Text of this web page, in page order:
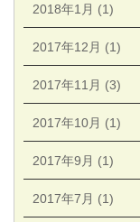
2018年1月 (1)
2017年12月 (1)
2017年11月 (3)
2017年10月 (1)
2017年9月 (1)
2017年7月 (1)